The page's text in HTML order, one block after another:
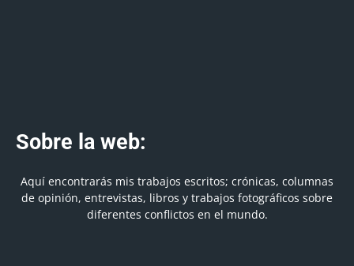
Sobre la web:
Aquí encontrarás mis trabajos escritos; crónicas, columnas
de opinión, entrevistas, libros y trabajos fotográficos sobre
diferentes conflictos en el mundo.